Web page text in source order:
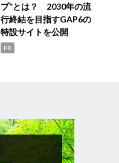
プ”とは？ 2030年の流
行終結を目指すGAP6の
特設サイトを公開
PR